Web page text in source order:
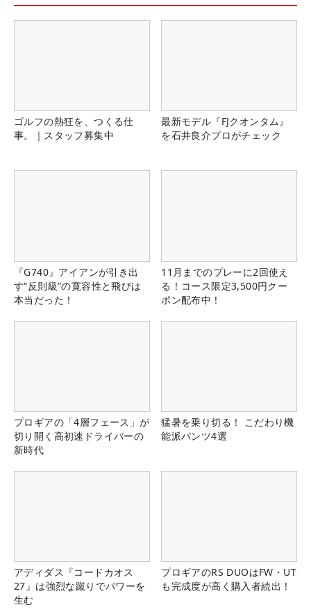
ゴルフの熱狂を、つくる仕
事。｜スタッフ募集中
最新モデル『FJクオンタム』
を石井良介プロがチェック
『G740』アイアンが引き出
す“反則級”の寛容性と飛びは
本当だった！
11月までのプレーに2回使え
る！コース限定3,500円クー
ポン配布中！
プロギアの「4層フェース」が
切り開く高初速ドライバーの
新時代
猛暑を乗り切る！ こだわり機
能派パンツ4選
アディダス『コードカオス
27』は強烈な蹴りでパワーを
生む
プロギアのRS DUOはFW・UT
も完成度が高く購入者続出！